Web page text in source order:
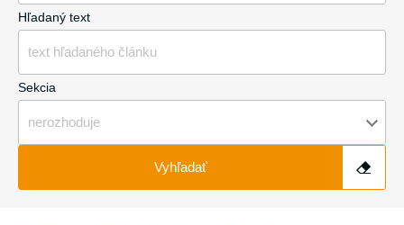
Hľadaný text
Sekcia
nerozhoduje
Vyhľadať